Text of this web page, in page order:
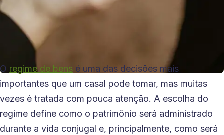
O regime de bens é uma das decisões mais
importantes que um casal pode tomar, mas muitas
vezes é tratada com pouca atenção. A escolha do
regime define como o patrimônio será administrado
durante a vida conjugal e, principalmente, como será